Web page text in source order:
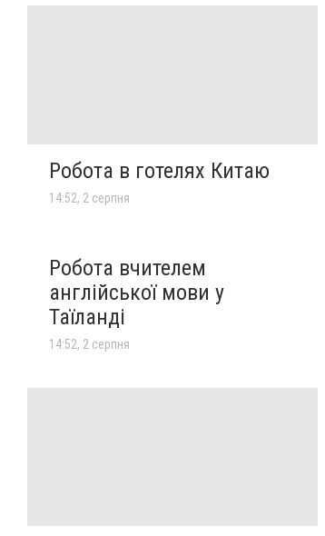
Робота в готелях Китаю
14:52, 2 серпня
Робота вчителем
англійської мови у
Таїланді
14:52, 2 серпня